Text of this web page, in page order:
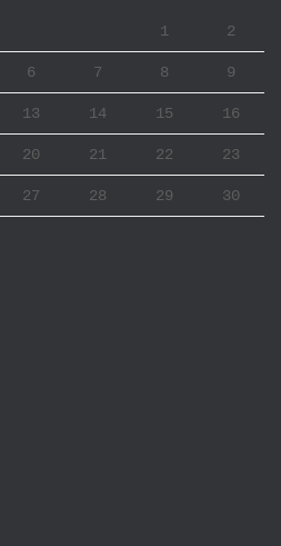
1 2
6 7 8 9
13 14 15 16
20 21 22 23
27 28 29 30